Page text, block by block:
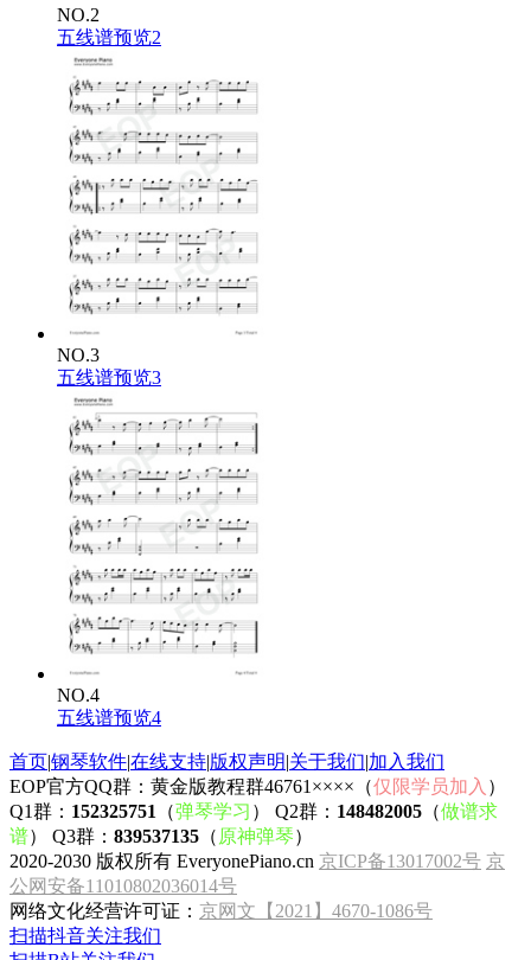
NO.2
五线谱预览2
NO.3
五线谱预览3
NO.4
五线谱预览4
首页|钢琴软件|在线支持|版权声明|关于我们|加入我们
EOP官方QQ群：黄金版教程群46761××××（仅限学员加入 ）
Q1群： 152325751 （弹琴学习 ） Q2群： 148482005 （做谱求
谱） Q3群： 839537135 （ 原神弹琴）
2020-2030 版权所有 EveryonePiano.cn 京ICP备13017002号 京
公网安备11010802036014号
网络文化经营许可证： 京网文【2021】4670-1086号
扫描抖音关注我们